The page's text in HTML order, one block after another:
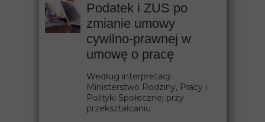
Podatek i ZUS po
zmianie umowy
cywilno-prawnej w
umowę o pracę
Według interpretacji
Ministerstwo Rodziny, Pracy i
Polityki Społecznej przy
przekształcaniu